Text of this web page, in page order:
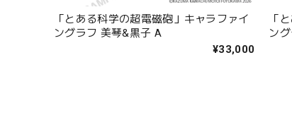
「とある科学の超電磁砲」キャラファイ
ングラフ 美琴&黒子 A
¥33,000
「
ン